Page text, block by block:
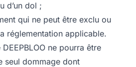
d’un dol ;
qui ne peut être exclu ou
réglementation applicable.
ne pourra être
seul dommage dont